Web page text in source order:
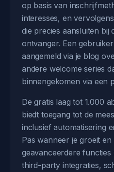
op basis van
interesses, en
die precies aansluiten bij
ontvanger. Een
aangemeld via je blog
andere welcome series
binnengekomen via een
De gratis laag tot 1.000
biedt toegang tot de
inclusief automatisering
Pas wanneer je groeit
geavanceerdere
third-party integraties,